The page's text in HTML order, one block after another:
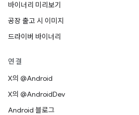
바이너리 미리보기
공장 출고 시 이미지
드라이버 바이너리
연결
X의 @Android
X의 @AndroidDev
Android 블로그